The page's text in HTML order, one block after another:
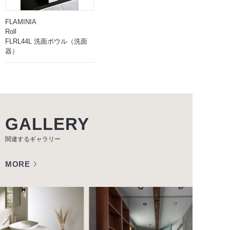
FLAMINIA
Roll
FLRL44L 洗面ボウル（洗面
器）
GALLERY
関連するギャラリー
MORE